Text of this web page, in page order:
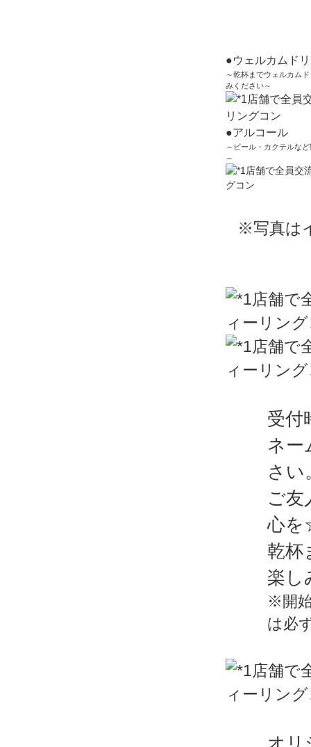
●ウェルカムド
～乾杯までウェルカム
みください～
●アルコール
～ビール・カクテルな
～
※写真は
受付
ネー
さい
ご友
心
乾杯
楽し
※開
は必
オリ